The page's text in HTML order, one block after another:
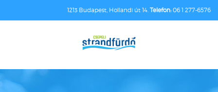
1213 Budapest, Hollandi út 14. Telefon:06 1 277-6576